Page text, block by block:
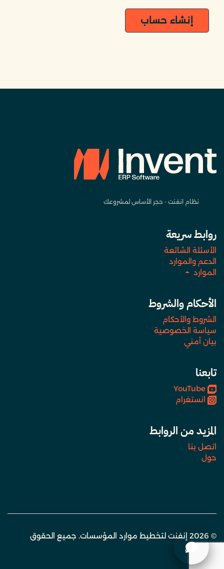
إنشاء حساب
نظام انفنت - حجر الأساس لمشروعك
روابط سريعة
الأسئلة الشائعة
الدعم والموارد
الموارد
الأحكام والشروط
الشروط والأحكام
سياسة الخصوصية
بيان أمني
تابعنا
YouTube
انستغرام
المزيد من الروابط
اتصل بنا
حول
© 2026 إنفنت لتخطيط موارد المؤسسات. جميع الحقوق
محفوظة